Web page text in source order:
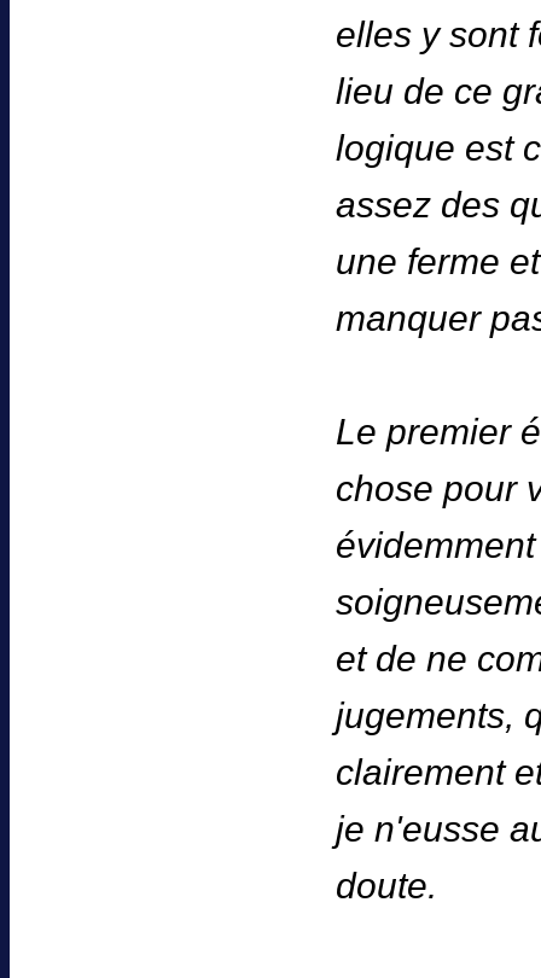
elles y sont
lieu de ce
logique est
assez des
une ferme
manquer
Le premier
chose pour
et de ne
jugements,
clairement
je n'eusse
doute.